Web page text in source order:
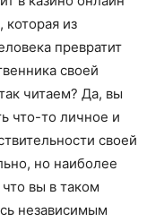
, которая из
превратит
своей
читаем? Да, вы
что-то личное и
своей
но наиболее
вы в таком
независимым